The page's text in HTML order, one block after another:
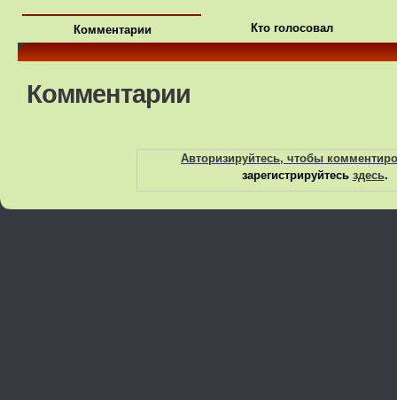
Комментарии Кто голосовал
Комментарии
Авторизируйтесь, чтобы
зарегистрируйтесь здесь.